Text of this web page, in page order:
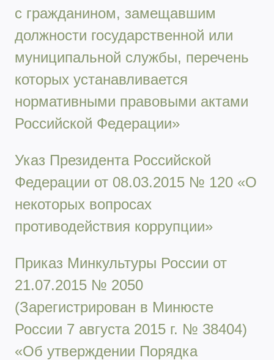
с гражданином, замещавшим
должности государственной или
муниципальной службы, перечень
которых устанавливается
нормативными правовыми актами
Российской Федерации»
Указ Президента Российской
Федерации от 08.03.2015 № 120 «О
некоторых вопросах
противодействия коррупции»
Приказ Минкультуры России от
21.07.2015 № 2050
(Зарегистрирован в Минюсте
России 7 августа 2015 г. № 38404)
«Об утверждении Порядка